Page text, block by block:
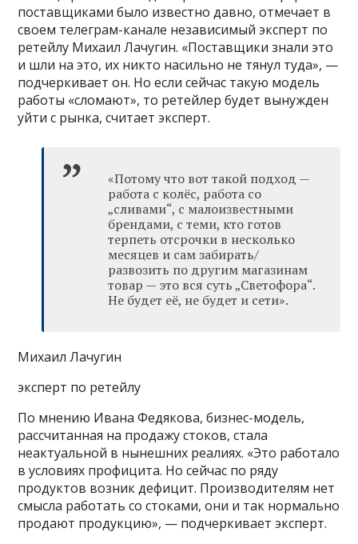
поставщиками было известно давно, отмечает в
своем телеграм-канале независимый эксперт по
ретейлу Михаил Лачугин. «Поставщики знали это
и шли на это, их никто насильно не тянул туда», —
подчеркивает он. Но если сейчас такую модель
работы «сломают», то ретейлер будет вынужден
уйти с рынка, считает эксперт.
«Потому что вот такой подход —
работа с колёс, работа со
„сливами“, с малоизвестными
брендами, с теми, кто готов
терпеть отсрочки в несколько
месяцев и сам забирать/
развозить по другим магазинам
товар — это вся суть „Светофора“.
Не будет её, не будет и сети».
Михаил Лачугин
эксперт по ретейлу
По мнению Ивана Федякова, бизнес-модель,
рассчитанная на продажу стоков, стала
неактуальной в нынешних реалиях. «Это работало
в условиях профицита. Но сейчас по ряду
продуктов возник дефицит. Производителям нет
смысла работать со стоками, они и так нормально
продают продукцию», — подчеркивает эксперт.